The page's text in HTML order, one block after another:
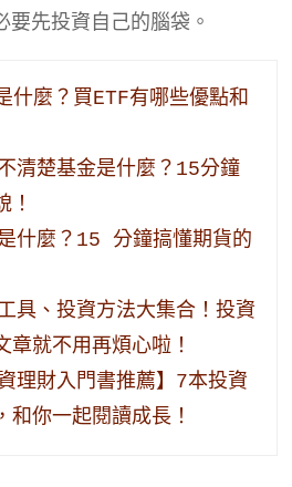
先投資自己的腦袋。
什麼？買ETF有哪些優點和
清楚基金是什麼？15分鐘
！
什麼？15 分鐘搞懂期貨的
具、投資方法大集合！投資
章就不用再煩心啦！
資理財入門書推薦】7本投資
和你一起閱讀成長！